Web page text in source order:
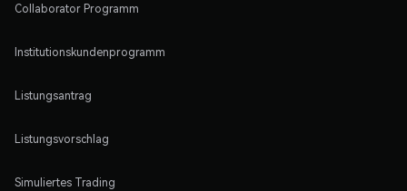
Collaborator Programm
Institutionskundenprogramm
Listungsantrag
Listungsvorschlag
Simuliertes Trading